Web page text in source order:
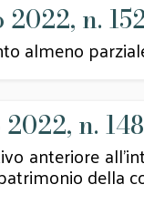
2022, n.
almeno
2022, n.
anteriore
della